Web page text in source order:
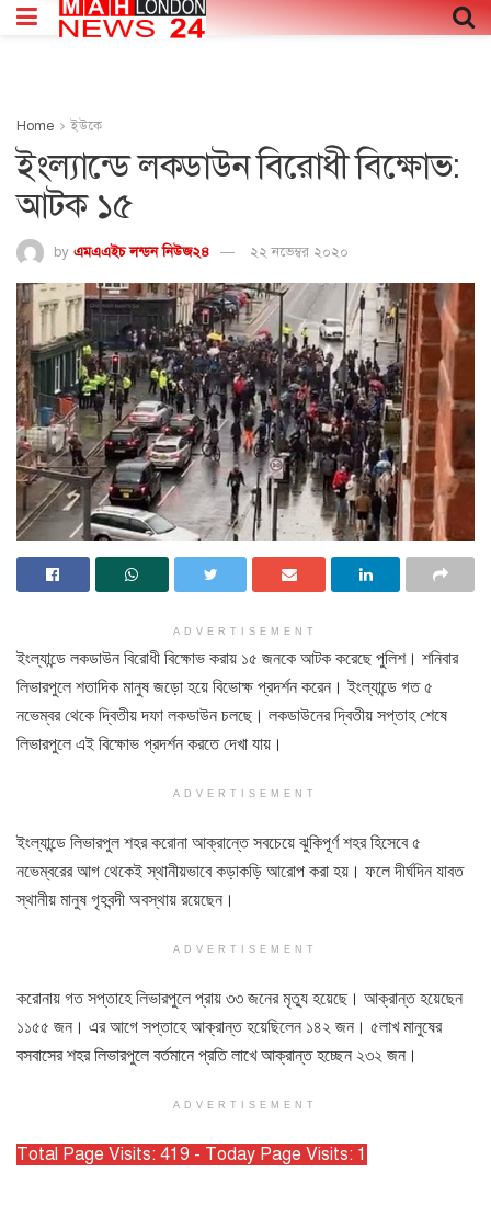
Home ইউকে
ইংল্যান্ডে লকডাউন বিরোধী বিক্ষোভ:
আটক ১৫
by এমএএইচ লন্ডন নিউজ২৪ ২২ নভেম্বর ২০২০
ADVERTISEMENT
ইংল্যান্ডে লকডাউন বিরোধী বিক্ষোভ করায় ১৫ জনকে আটক করেছে পুলিশ। শনিবার
লিভারপুলে শতাদিক মানুষ জড়ো হয়ে বিভোক্ষ প্রদর্শন করেন। ইংল্যান্ডে গত ৫
নভেম্বর থেকে দ্বিতীয় দফা লকডাউন চলছে। লকডাউনের দ্বিতীয় সপ্তাহ শেষে
লিভারপুলে এই বিক্ষোভ প্রদর্শন করতে দেখা যায়।
ADVERTISEMENT
ইংল্যান্ডে লিভারপুল শহর করোনা আক্রান্তে সবচেয়ে ঝুকিপূর্ণ শহর হিসেবে ৫
নভেম্বরের আগ থেকেই স্থানীয়ভাবে কড়াকড়ি আরোপ করা হয়। ফলে দীর্ঘদিন যাবত
স্থানীয় মানুষ গৃহবন্দী অবস্থায় রয়েছেন।
ADVERTISEMENT
করোনায় গত সপ্তাহে লিভারপুলে প্রায় ৩৩ জনের মৃত্যু হয়েছে। আক্রান্ত হয়েছেন
১১৫৫ জন। এর আগে সপ্তাহে আক্রান্ত হয়েছিলেন ১৪২ জন। ৫লাখ মানুষের
বসবাসের শহর লিভারপুলে বর্তমানে প্রতি লাখে আক্রান্ত হচ্ছেন ২৩২ জন।
ADVERTISEMENT
Total Page Visits: 419 - Today Page Visits: 1